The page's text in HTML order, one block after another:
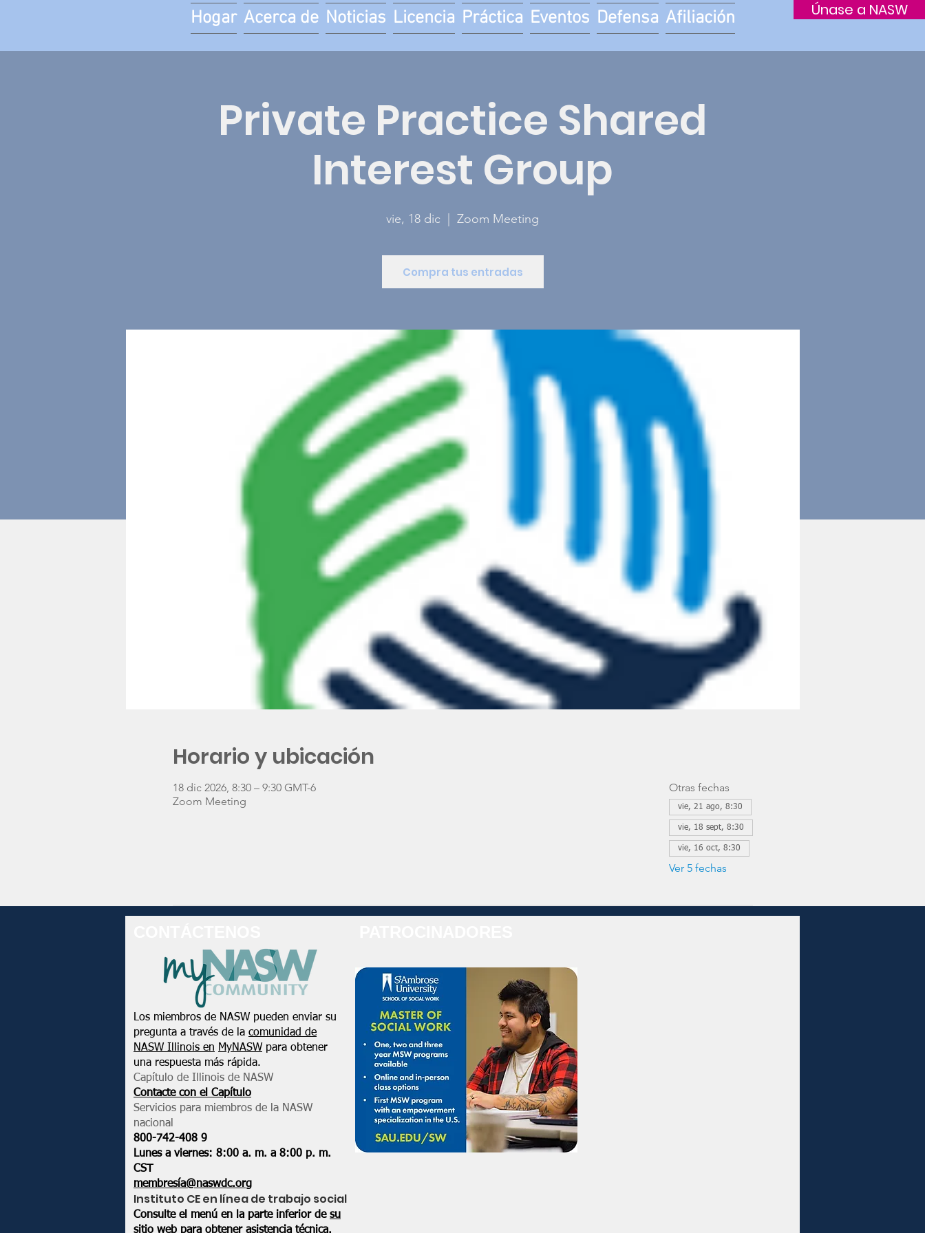
Únase a NASW
Hogar Acerca de Noticias Licencia Práctica Eventos Defensa Afiliación
Private Practice Shared
Interest Group
vie, 18 dic Zoom Meeting
Compra tus entradas
Horario y ubicación
18 dic 2026, 8:30 – 9:30 GMT-6
Zoom Meeting
Otras fechas
vie, 21 ago, 8:30
vie, 18 sept, 8:30
vie, 16 oct, 8:30
Ver 5 fechas
Los miembros de NASW pueden enviar su
pregunta a través de la comunidad de
NASW Illinois en MyNASW para obtener
una respuesta más rápida.
Capítulo de Illinois de NASW
Contacte con el Capítulo
Servicios para miembros de la NASW
nacional
800-742-408 9
Lunes a viernes: 8:00 a. m. a 8:00 p. m.
CST
membresía@naswdc.org
Instituto CE en línea de trabajo social
Consulte el menú en la parte inferior de su
sitio web para obtener asistencia técnica.